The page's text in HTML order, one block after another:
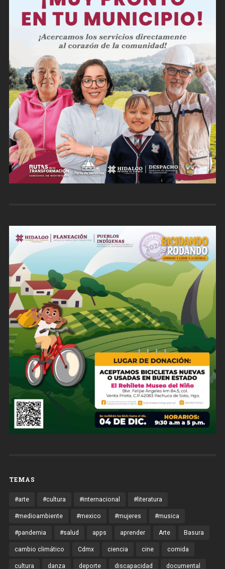
TEMAS
#arte #cultura #internacional #literatura
#medioambiente #mexico #mujeres #musica
#pandemia #salud apps aprender Arte Basura
cambio climático Cdmx ciencia cine comida
cultura danza deporte discapacidad documental